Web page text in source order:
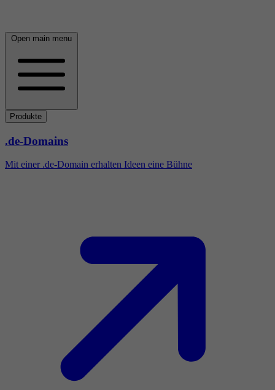
Open main menu
Produkte
.de-Domains
Mit einer .de-Domain erhalten Ideen eine Bühne